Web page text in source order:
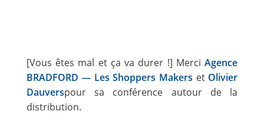
[Vous êtes mal et ça va durer !] MerciAgence
BRADFORD — Les Shoppers Makers et Olivier
Dauverspour sa conférence autour de la
distribution.